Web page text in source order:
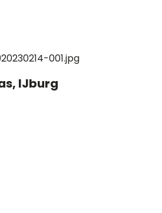
IJburg